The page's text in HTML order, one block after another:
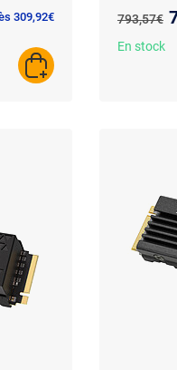
309,92€
AJOUTER AU PANIER
Ancien
793,57€
En stock